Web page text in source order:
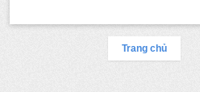
Trang chủ